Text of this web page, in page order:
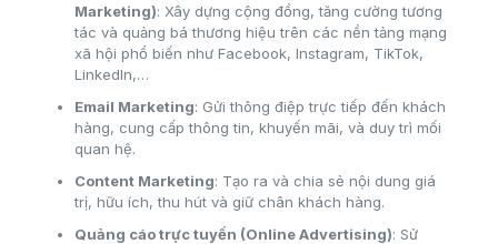
Marketing): Xây dựng cộng đồng, tăng cường tương
tác và quảng bá thương hiệu trên các nền tảng mạng
xã hội phổ biến như Facebook, Instagram, TikTok,
LinkedIn,…
Email Marketing: Gửi thông điệp trực tiếp đến khách
hàng, cung cấp thông tin, khuyến mãi, và duy trì mối
quan hệ.
Content Marketing: Tạo ra và chia sẻ nội dung giá
trị, hữu ích, thu hút và giữ chân khách hàng.
Quảng cáo trực tuyến (Online Advertising): Sử